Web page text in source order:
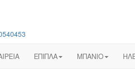
ΕΠΙΠΛΑ ΜΠΑΝΙΟ